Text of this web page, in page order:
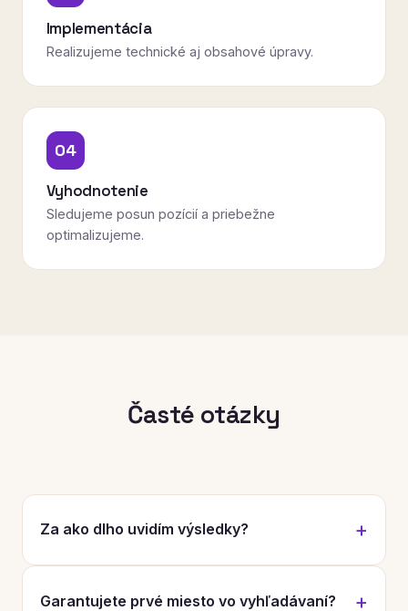
Implementácia
Realizujeme technické aj obsahové úpravy.
04
Vyhodnotenie
Sledujeme posun pozícií a priebežne
optimalizujeme.
Časté otázky
Za ako dlho uvidím výsledky?
Garantujete prvé miesto vo vyhľadávaní?